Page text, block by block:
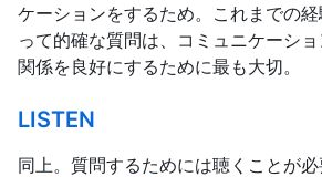
ケーションをするため。これまでの
って的確な質問は、コミュニケーシ
関係を良好にするために最も大切。
LISTEN
同上。質問するためには聴くことが必